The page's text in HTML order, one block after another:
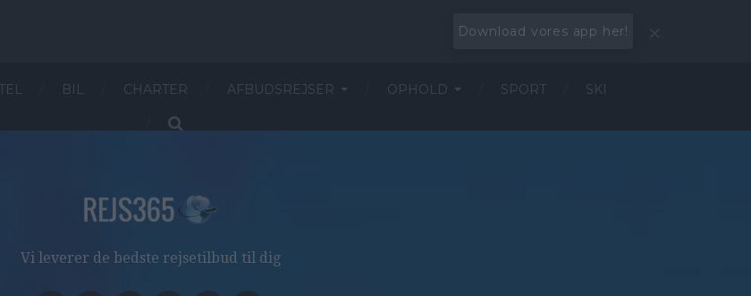
Download vores app her!
BIL CHARTER AFBUDSREJSER OPHOLD SPORT SKI
Vi leverer de bedste rejsetilbud til dig